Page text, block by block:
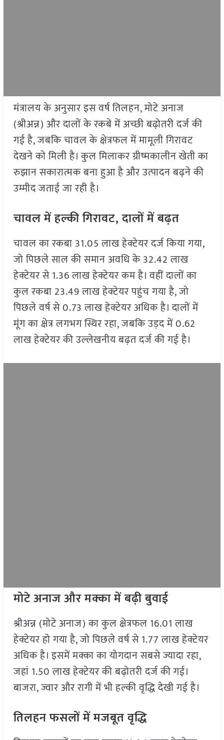
मंत्रालय के अनुसार इस वर्ष तिलहन, मोटे अनाज
(श्रीअन्न) और दालों के रकबे में अच्छी बढ़ोतरी दर्ज की
गई है, जबकि चावल के क्षेत्रफल में मामूली गिरावट
देखने को मिली है। कुल मिलाकर ग्रीष्मकालीन खेती का
रुझान सकारात्मक बना हुआ है और उत्पादन बढ़ने की
उम्मीद जताई जा रही है।
चावल में हल्की गिरावट, दालों में बढ़त
चावल का रकबा 31.05 लाख हेक्टेयर दर्ज किया गया,
जो पिछले साल की समान अवधि के 32.42 लाख
हेक्टेयर से 1.36 लाख हेक्टेयर कम है। वहीं दालों का
कुल रकबा 23.49 लाख हेक्टेयर पहुंच गया है, जो
पिछले वर्ष से 0.73 लाख हेक्टेयर अधिक है। दालों में
मूंग का क्षेत्र लगभग स्थिर रहा, जबकि उड़द में 0.62
लाख हेक्टेयर की उल्लेखनीय बढ़त दर्ज की गई है।
मोटे अनाज और मक्का में बढ़ी बुवाई
श्रीअन्न (मोटे अनाज) का कुल क्षेत्रफल 16.01 लाख
हेक्टेयर हो गया है, जो पिछले वर्ष से 1.77 लाख हेक्टेयर
अधिक है। इसमें मक्का का योगदान सबसे ज्यादा रहा,
जहां 1.50 लाख हेक्टेयर की बढ़ोतरी दर्ज की गई।
बाजरा, ज्वार और रागी में भी हल्की वृद्धि देखी गई है।
तिलहन फसलों में मजबूत वृद्धि